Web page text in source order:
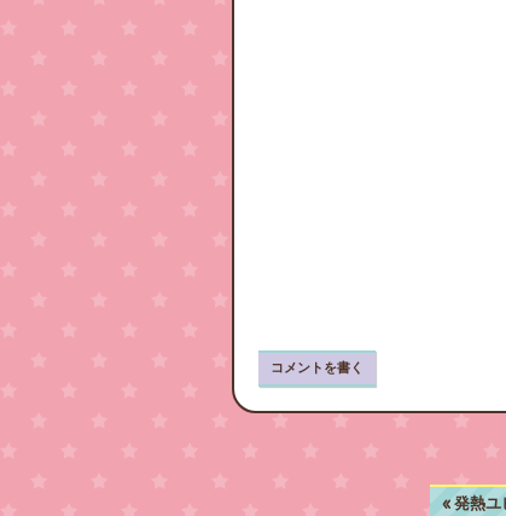
コメントを書く
«発熱ユ